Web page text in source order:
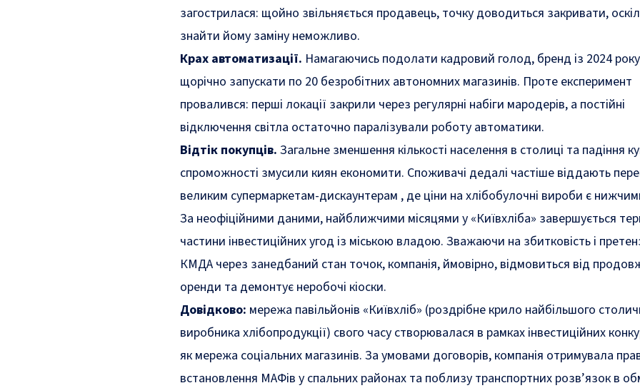
загострилася: щойно звільняється продавець, точку доводиться закривати,
знайти йому заміну неможливо.
Крах автоматизації. Намагаючись подолати кадровий голод, бренд із 2024
щорічно запускати по 20 безробітних автономних магазинів. Проте експеримент
провалився: перші локації закрили через регулярні набіги мародерів, а постійні
відключення світла остаточно паралізували роботу автоматики.
Відтік покупців. Загальне зменшення кількості населення в столиці та падіння
спроможності змусили киян економити. Споживачі дедалі частіше віддають
великим супермаркетам-дискаунтерам , де ціни на хлібобулочні вироби є
За неофіційними даними, найближчими місяцями у «Київхліба» завершується
частини інвестиційних угод із міською владою. Зважаючи на збитковість і
КМДА через занедбаний стан точок, компанія, ймовірно, відмовиться від
оренди та демонтує неробочі кіоски.
Довідково: мережа павільйонів «Київхліб» (роздрібне крило найбільшого
виробника хлібопродукції) свого часу створювалася в рамках інвестиційних
як мережа соціальних магазинів. За умовами договорів, компанія отримувала
встановлення МАФів у спальних районах та поблизу транспортних розв’язок в